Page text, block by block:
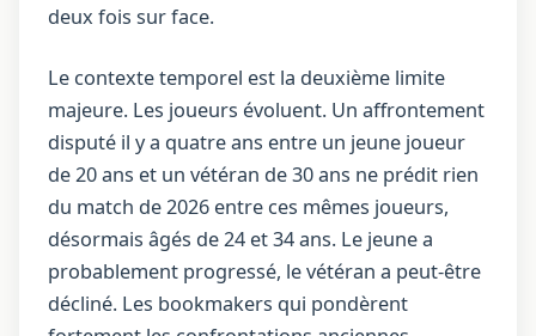
deux fois sur face.
Le contexte temporel est la deuxième limite
majeure. Les joueurs évoluent. Un affrontement
disputé il y a quatre ans entre un jeune joueur
de 20 ans et un vétéran de 30 ans ne prédit rien
du match de 2026 entre ces mêmes joueurs,
désormais âgés de 24 et 34 ans. Le jeune a
probablement progressé, le vétéran a peut-être
décliné. Les bookmakers qui pondèrent